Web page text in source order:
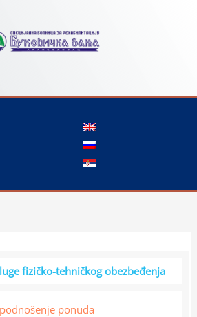
fizičko-tehničkog obezbeđenja
ponuda